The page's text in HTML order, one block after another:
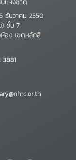
แห่งชาติ
ธันวาคม 2550
) ชั้น 7
อง เขตหลักสี่
3881